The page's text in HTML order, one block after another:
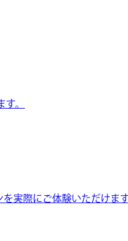
。
実際にご体験いただけます